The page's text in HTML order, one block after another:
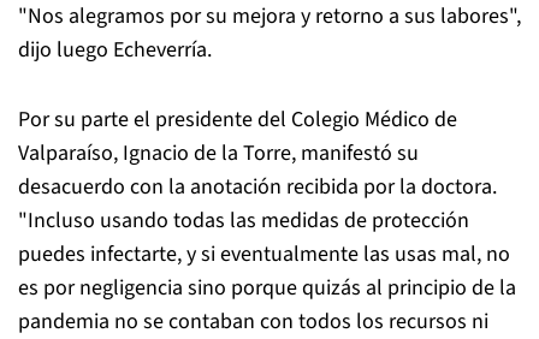
"Nos alegramos por su mejora y retorno a sus labores",
dijo luego Echeverría.
Por su parte el presidente del Colegio Médico de
Valparaíso, Ignacio de la Torre, manifestó su
desacuerdo con la anotación recibida por la doctora.
"Incluso usando todas las medidas de protección
puedes infectarte, y si eventualmente las usas mal, no
es por negligencia sino porque quizás al principio de la
pandemia no se contaban con todos los recursos ni